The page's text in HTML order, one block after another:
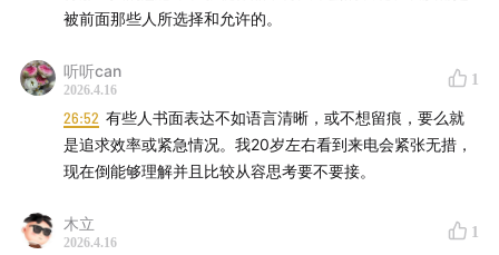
被前面那些人所选择和允许的。
听听can
2026.4.16
1
26:52 有些人书面表达不如语言清晰，或不想留痕，要么就
是追求效率或紧急情况。我20岁左右看到来电会紧张无措，
现在倒能够理解并且比较从容思考要不要接。
木立
2026.4.16
1